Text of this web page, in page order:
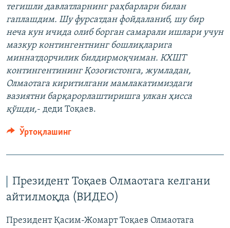
тегишли давлатларнинг раҳбарлари билан
гаплашдим. Шу фурсатдан фойдаланиб, шу бир
неча кун ичида олиб борган самарали ишлари учун
мазкур контингентнинг бошлиқларига
миннатдорчилик билдирмоқчиман. КХШТ
контингентининг Қозоғистонга, жумладан,
Олмаотага киритилгани мамлакатимиздаги
вазиятни барқарорлаштиришга улкан ҳисса
қўшди,- деди Тоқаев.
Ўртоқлашинг
Президент Тоқаев Олмаотага келгани
айтилмоқда (ВИДЕО)
Президент Қасим-Жомарт Тоқаев Олмаотага